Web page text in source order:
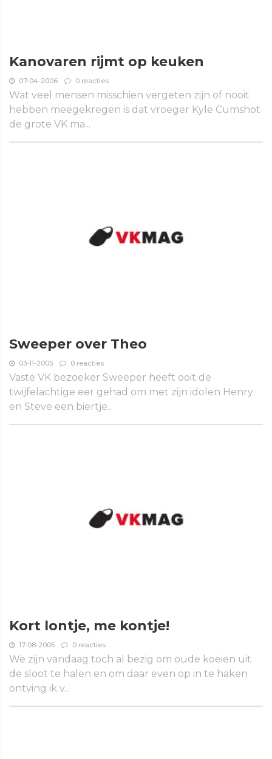
Kanovaren rijmt op keuken
07-04-2006 0 reacties
Wat veel mensen misschien vergeten zijn of nooit
hebben meegekregen is dat vroeger Kyle Cumshot
de grote VK ma...
Sweeper over Theo
03-11-2005 0 reacties
Vaste VK bezoeker Sweeper heeft ooit de
twijfelachtige eer gehad om met zijn idolen Henry
en Steve een biertje...
Kort lontje, me kontje!
17-08-2005 0 reacties
We zijn vandaag toch al bezig om oude koeien uit
de sloot te halen en om daar even op in te haken
ontving ik v...